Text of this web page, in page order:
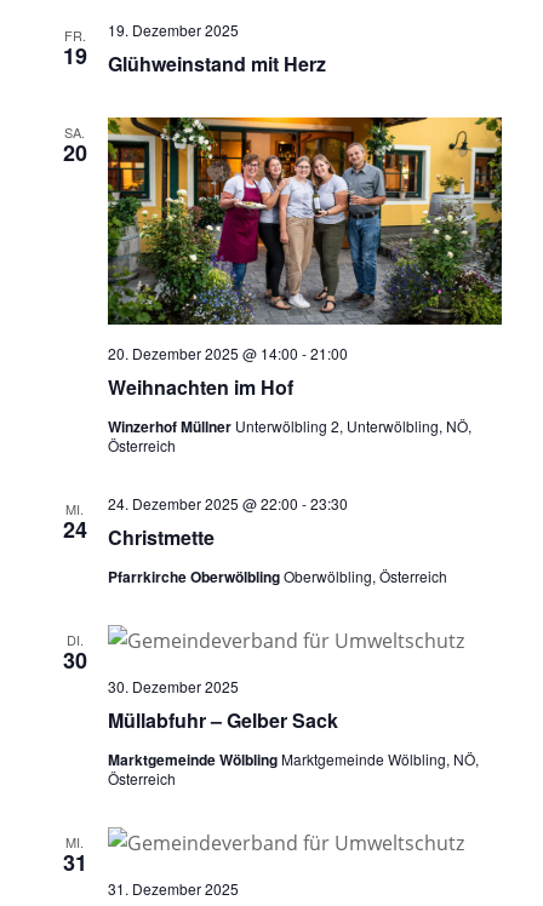
FR.
19 Glühweinstand mit Herz
19. Dezember 2025
SA.
20
Weihnachten im Hof
20. Dezember 2025 @ 14:00 -21:00
Winzerhof Müllner Unterwölbling 2, Unterwölbling, NÖ,
Österreich
MI.
24 Christmette
24. Dezember 2025 @ 22:00 -23:30
Pfarrkirche OberwölblingOberwölbling, Österreich
DI.
30
Müllabfuhr – Gelber Sack
30. Dezember 2025
Marktgemeinde WölblingMarktgemeinde Wölbling, NÖ,
Österreich
MI.
31
31. Dezember 2025